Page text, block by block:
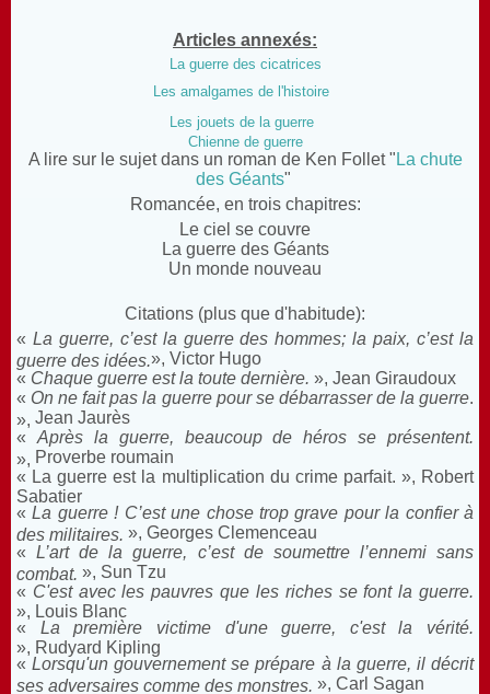
Articles annexés:
La guerre des cicatrices
Les amalgames de l'histoire
Les jouets de la guerre
Chienne de guerre
A lire sur le sujet dans un roman de Ken Follet " La chute
des Géants"
Romancée, en trois chapitres:
Le ciel se couvre
La guerre des Géants
Un monde nouveau
Citations (plus que d'habitude):
« La guerre, c’est la guerre des hommes; la paix, c’est la
guerre des idées. », Victor Hugo
« Chaque guerre est la toute dernière. », Jean Giraudoux
« On ne fait pas la guerre pour se débarrasser de la guerre.
», Jean Jaurès
« Après la guerre, beaucoup de héros se présentent.
»,
Proverbe roumain
« La guerre est la multiplication du crime parfait. », Robert
Sabatier
«La guerre ! C’est une chose trop grave pour la confier à
des militaires. », Georges Clemenceau
«L’art de la guerre, c’est de soumettre l’ennemi sans
combat. », Sun Tzu
« C'est avec les pauvres que les riches se font la guerre.
», Louis Blanc
« La première victime d'une guerre, c'est la vérité.
», Rudyard Kipling
«Lorsqu'un gouvernement se prépare à la guerre, il décrit
ses adversaires comme des monstres. », Carl Sagan